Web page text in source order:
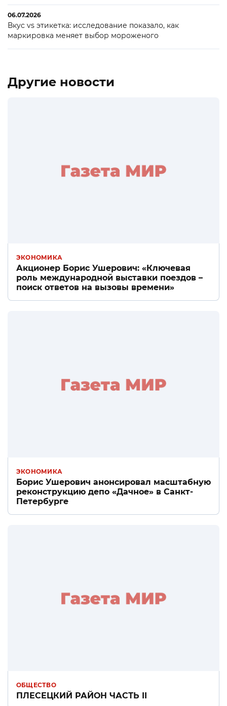
06.07.2026
Вкус vs этикетка: исследование показало, как
маркировка меняет выбор мороженого
Другие новости
ЭКОНОМИКА
Акционер Борис Ушерович: «Ключевая
роль международной выставки поездов –
поиск ответов на вызовы времени»
ЭКОНОМИКА
Борис Ушерович анонсировал масштабную
реконструкцию депо «Дачное» в Санкт-
Петербурге
ОБЩЕСТВО
ПЛЕСЕЦКИЙ РАЙОН ЧАСТЬ II